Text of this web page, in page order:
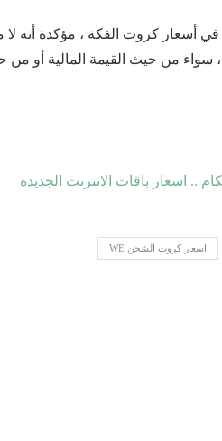
في أسعار كروت الفكة ، مؤكدة أنه
من حيث القيمة المالية أو من
.. اسعار باقات الانترنت الجديدة
اسعار كروت الشحن WE